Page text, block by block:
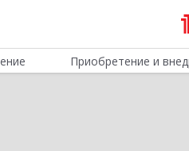
Приобретение и